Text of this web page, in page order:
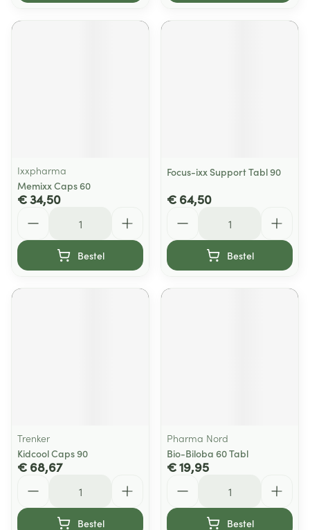
Ixxpharma
Memixx Caps 60
€ 34,50
Bestel
Focus-ixx Support Tabl 90
€ 64,50
Bestel
Trenker
Kidcool Caps 90
€ 68,67
Bestel
Pharma Nord
Bio-Biloba 60 Tabl
€ 19,95
Bestel